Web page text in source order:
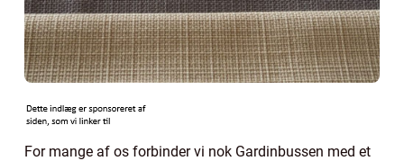
For mange af os forbinder vi nok Gardinbussen med et